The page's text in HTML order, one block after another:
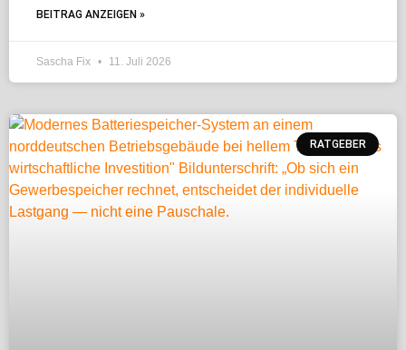
BEITRAG ANZEIGEN »
Sascha Fix 11. Juli 2026
RATGEBER